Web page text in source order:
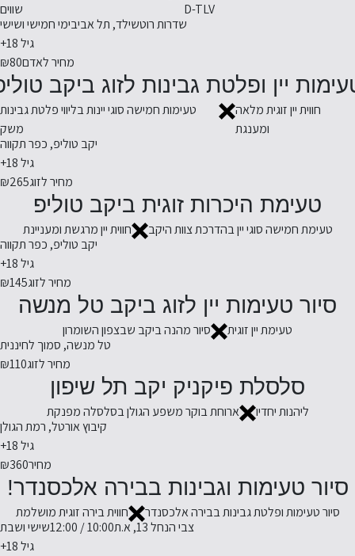
D-TLV
שווים
שדרות רוטשילד, תל אביבימי חמישי ושישי
גיל 18+
מחיר לאדם₪80
יין ופלטת גבינות לזוג ביקב
חווית יין זוגית מלאה
ומענגת
טעימות חמישה סוגי יינות בליווי פלטת גבינות
משק
יקב טוליפ, כפר תקווה
גיל 18+
מחיר לזוג₪265
טעימת היכרות זוגית ביקב טוליפ
טעימת חמישה סוגי יין בהדרכת צוות היקב
חווית יין מרגשת ומעניינת
יקב טוליפ, כפר תקווה
גיל 18+
מחיר לזוג₪145
סיור טעימות יין לזוג ביקב טל מנשה
טעימת יין זוגית
סיור מהנה ביקב שבצפון השומרון
טל מנשה, סמוך לחיננית
מחיר לזוג₪110
סלסלת פיקניק יקב תל שיפון
ליהנות יחדיו
ארוחת בוקר משפע הגולן בסלסלה מפנקת
קיבוץ אורטל, רמת הגולן
גיל 18+
מחיר₪360
סיור טעימות וגבינות בבירה אלכסנדר!
סיור טעימות ופלטת גבינות בבירה אלכסנדר
חווית בירה זוגית מושלמת
צבי הנחל 13, א.ת
10:00 / 12:00
שישי ושבת
גיל 18+